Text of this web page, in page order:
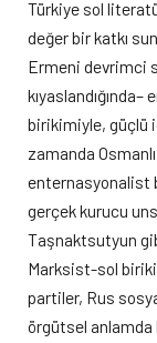
Türkiye sol
değer bir katkı
Ermeni devrimci
birikimiyle, güçlü
zamanda
enternasyonalist
gerçek kurucu
Taşnaktsutyun
Marksist-sol
partiler, Rus
örgütsel anlamda